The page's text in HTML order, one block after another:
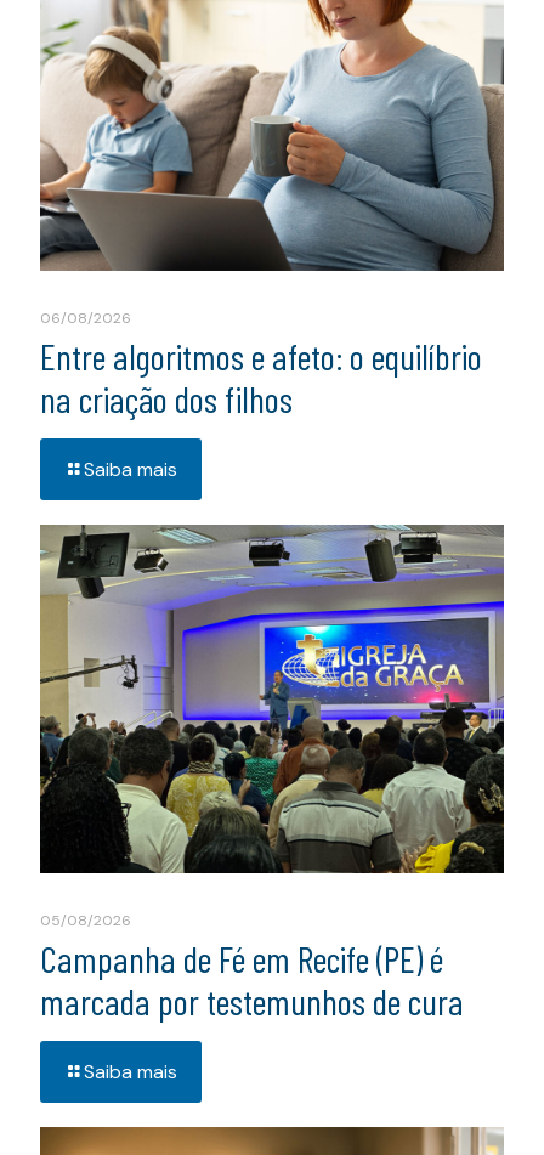
06/08/2026
Entre algoritmos e afeto: o equilíbrio
na criação dos filhos
Saiba mais
05/08/2026
Campanha de Fé em Recife (PE) é
marcada por testemunhos de cura
Saiba mais